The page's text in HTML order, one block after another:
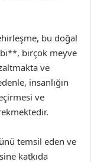
bu doğal
birçok meyve
ve
insanlığın
ve
temsil eden ve
katkıda